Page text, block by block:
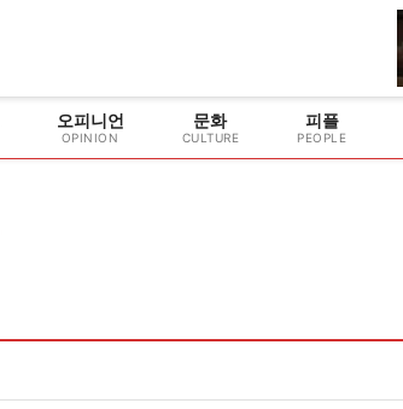
오피니언
OPINION
문화
CULTURE
피플
PEOPLE